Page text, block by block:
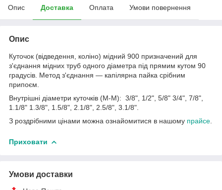
Опис Доставка Оплата Умови повернення
Опис
Куточок (відведення, коліно) мідний 900 призначений для
з'єднання мідних труб одного діаметра під прямим кутом 90
градусів. Метод з'єднання — капілярна пайка срібним
припоєм.
Внутрішні діаметри куточків (М-М): 3/8", 1/2", 5/8" 3/4", 7/8",
1.1/8" 1.3/8", 1.5/8", 2.1/8", 2.5/8", 3.1/8".
З роздрібними цінами можна ознайомитися в нашому прайсе
Приховати
Умови доставки